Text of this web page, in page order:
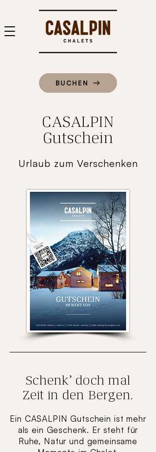
BUCHEN
CASALPIN
Gutschein
Urlaub zum Verschenken
Schenk’ doch mal
Zeit in den Bergen.
Ein CASALPIN Gutschein ist mehr
als ein Geschenk. Er steht für
Ruhe, Natur und gemeinsame